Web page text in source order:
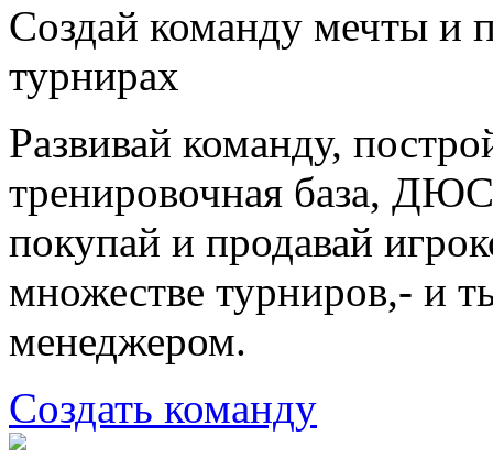
Создай команду мечты и
турнирах
Развивай команду,
тренировочная база,
покупай и продавай
множестве турниров,- и
менеджером.
Создать команду